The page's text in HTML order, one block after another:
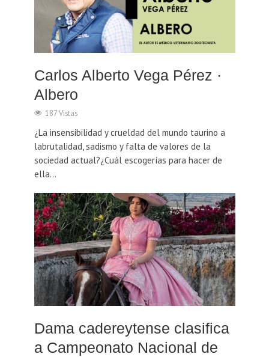
Carlos Alberto Vega Pérez ·
Albero
187 Vistas
¿La insensibilidad y crueldad del mundo taurino a
labrutalidad, sadismo y falta de valores de la
sociedad actual?¿Cuál escogerías para hacer de
ella...
Dama cadereytense clasifica
a Campeonato Nacional de